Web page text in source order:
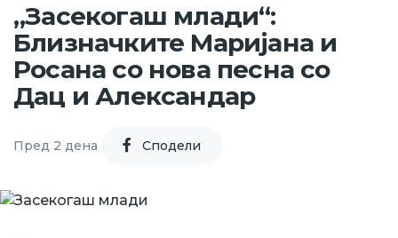
„Засекогаш млади“:
Близначките Маријана и
Росана со нова песна со
Дац и Александар
Пред 2 дена Cподели